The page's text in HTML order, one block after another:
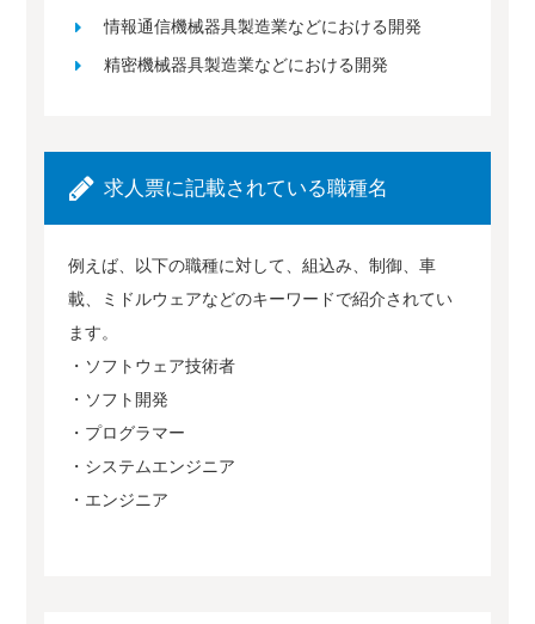
情報通信機械器具製造業などにおける開発
精密機械器具製造業などにおける開発
求人票に記載されている職種名
例えば、以下の職種に対して、組込み、制御、車
載、ミドルウェアなどのキーワードで紹介されてい
ます。
・ソフトウェア技術者
・ソフト開発
・プログラマー
・システムエンジニア
・エンジニア